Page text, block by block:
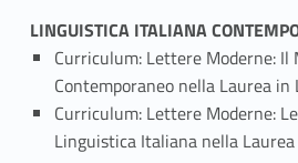
LINGUISTICA ITALIANA
Curriculum: Lettere Moderne: Il
Contemporaneo nella Laurea
Curriculum: Lettere Moderne:
Linguistica Italiana nella